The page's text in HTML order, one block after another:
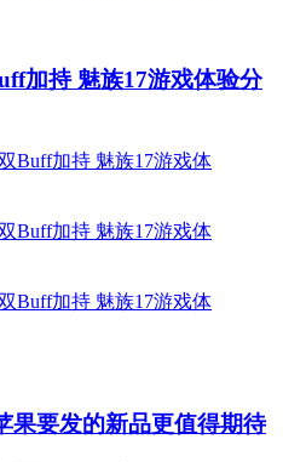
加持 魅族17游戏体验分
果要发的新品更值得期待